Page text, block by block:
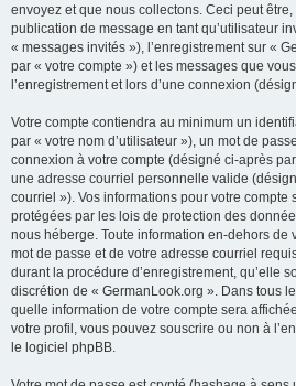
envoyez et que nous collectons. Ceci peut être,
publication de message en tant qu’utilisateur
« messages invités »), l’enregistrement sur «
par « votre compte ») et les messages que
l’enregistrement et lors d’une connexion
Votre compte contiendra au minimum un
par « votre nom d’utilisateur »), un mot de
connexion à votre compte (désigné ci-après
une adresse courriel personnelle valide
courriel »). Vos informations pour votre compte
protégées par les lois de protection des
nous héberge. Toute information en-dehors de
mot de passe et de votre adresse courriel
durant la procédure d’enregistrement, qu’elle
discrétion de « GermanLook.org ». Dans tous
quelle information de votre compte sera
votre profil, vous pouvez souscrire ou non à
le logiciel phpBB.